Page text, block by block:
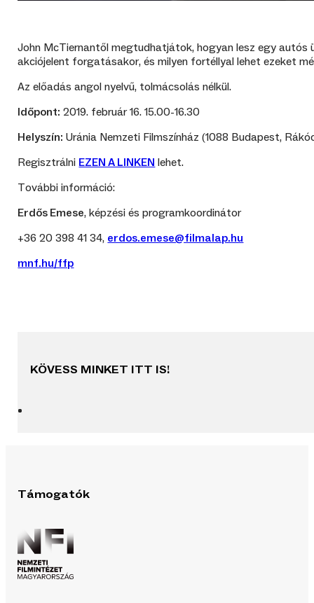
John McTiernantől megtudhatjátok, hogyan lesz egy autós
akciójelent forgatásakor, és milyen fortéllyal lehet ezeket
Az előadás angol nyelvű, tolmácsolás nélkül.
Időpont: 2019. február 16. 15.00-16.30
Helyszín: Uránia Nemzeti Filmszínház (1088 Budapest,
Regisztrálni EZEN A LINKEN lehet.
További információ:
Erdős Emese, képzési és programkoordinátor
+36 20 398 41 34, erdos.emese@filmalap.hu
mnf.hu/ffp
KÖVESS MINKET ITT IS!
Támogatók